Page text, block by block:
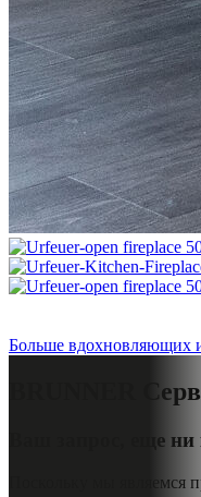
Больше вдохновляющих
Ваш запрос, еще
Поскольку мы являемся